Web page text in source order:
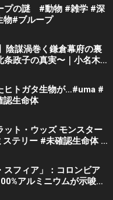
プの謎 #動物 #雑学 #深
物#ブループ
陰謀渦巻く鎌倉幕府の裏
条政子の真実〜｜小名木
ヒトガタ生物が…#uma #
認生命体
ット・ウッズ モンスター
テリー #未確認生命体 #
スフィア」：コロンビア
アルミニウムが示唆す
痕跡